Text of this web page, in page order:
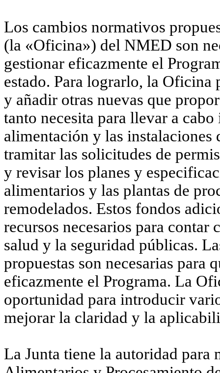
Los cambios normativos
(la «Oficina») del NMED son
gestionar eficazmente el
estado. Para lograrlo, la Oficina
y añadir otras nuevas que
tanto necesita para llevar a
alimentación y las instalaciones
tramitar las solicitudes de
y revisar los planes y
alimentarios y las plantas de
remodelados. Estos fondos
recursos necesarios para contar
salud y la seguridad públicas.
propuestas son necesarias para
eficazmente el Programa. La
oportunidad para introducir
mejorar la claridad y la
La Junta tiene la autoridad